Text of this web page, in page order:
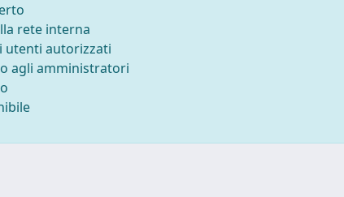
rete interna
utenti autorizzati
agli amministratori